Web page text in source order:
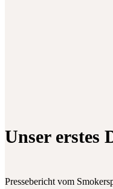
Unser erstes
Pressebericht vom